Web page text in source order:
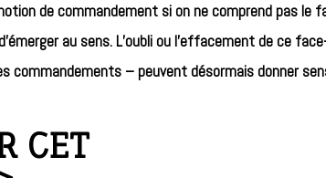
de commandement si on ne comprend pas
au sens. L’oubli ou l’effacement de ce
commandements – peuvent désormais donner
CET